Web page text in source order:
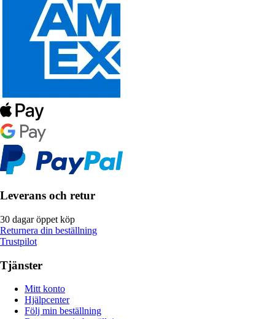
Leverans och retur
30 dagar öppet köp
Returnera din beställning
Trustpilot
Tjänster
Mitt konto
Hjälpcenter
Följ min beställning